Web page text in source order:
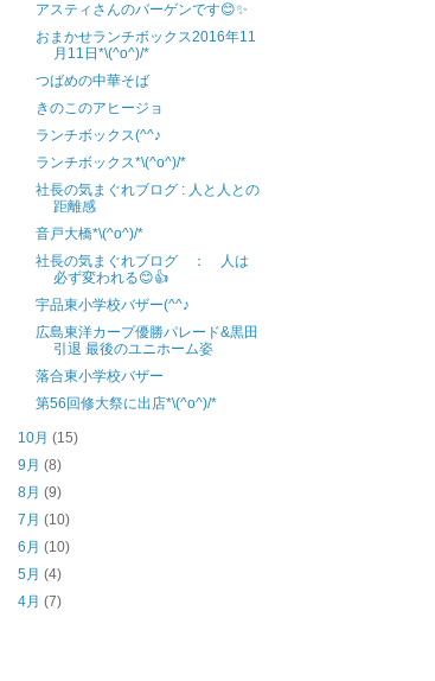
アスティさんのバーゲンです😊✨
おまかせランチボックス2016年11
月11日*\(^o^)/*
つばめの中華そば
きのこのアヒージョ
ランチボックス(^^♪
ランチボックス*\(^o^)/*
社長の気まぐれブログ : 人と人との
距離感
音戸大橋*\(^o^)/*
社長の気まぐれブログ ： 人は
必ず変われる😊👍
宇品東小学校バザー(^^♪
広島東洋カープ優勝パレード&黒田
引退 最後のユニホーム姿
落合東小学校バザー
第56回修大祭に出店*\(^o^)/*
10月 (15)
9月 (8)
8月 (9)
7月 (10)
6月 (10)
5月 (4)
4月 (7)